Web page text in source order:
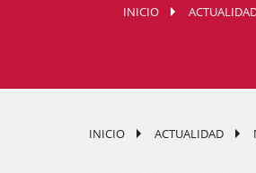
INICIO
INICIO ACTUALIDAD